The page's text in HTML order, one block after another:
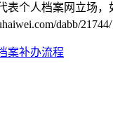
表个人档案网立场，
dabb/21744/
案补办流程